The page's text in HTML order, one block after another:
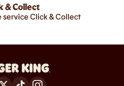
& Collect
service Click & Collect